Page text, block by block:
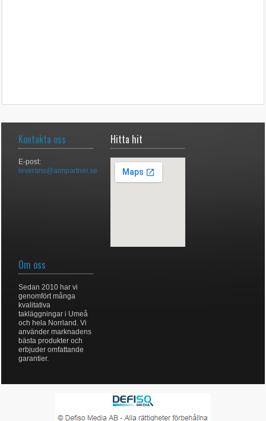
Kontakta oss
E-post:
leverans@aimpartner.se
Hitta hit
Om oss
Sedan 2010 har vi
genomfört många
kvalitativa
takläggningar i Umeå
och hela Norrland. Vi
använder marknadens
bästa produkter och
erbjuder omfattande
garantier.